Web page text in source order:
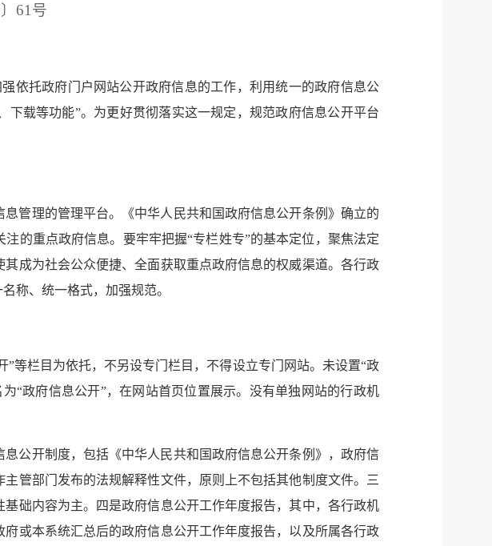
61号
依托政府门户网站公开政府信息的工作，利用统一的政府信息公
载等功能”。为更好贯彻落实这一规定，规范政府信息公开平台
管理的管理平台。《中华人民共和国政府信息公开条例》确立的
的重点政府信息。要牢牢把握“专栏姓专”的基本定位，聚焦法定
成为社会公众便捷、全面获取重点政府信息的权威渠道。各行政
称、统一格式，加强规范。
等栏目为依托，不另设专门栏目，不得设立专门网站。未设置“政
“政府信息公开”，在网站首页位置展示。没有单独网站的行政机
公开制度，包括《中华人民共和国政府信息公开条例》，政府信
管部门发布的法规解释性文件，原则上不包括其他制度文件。三
础内容为主。四是政府信息公开工作年度报告，其中，各行政机
或本系统汇总后的政府信息公开工作年度报告，以及所属各行政